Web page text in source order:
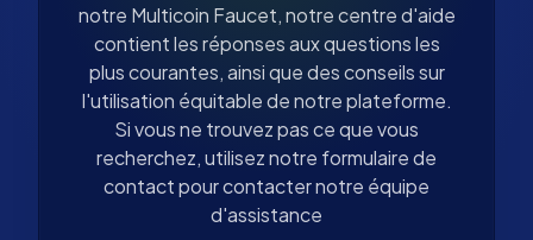
notre Multicoin Faucet, notre centre d'aide
contient les réponses aux questions les
plus courantes, ainsi que des conseils sur
l'utilisation équitable de notre plateforme.
Si vous ne trouvez pas ce que vous
recherchez, utilisez notre formulaire de
contact pour contacter notre équipe
d'assistance